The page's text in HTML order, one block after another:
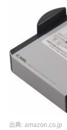
出典: amazon.co.jp